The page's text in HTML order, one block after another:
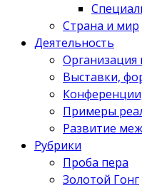
Страна и мир
Деятельность
Организация
Выставки,
Примеры
Развитие
Рубрики
Проба пера
Золотой Гонг